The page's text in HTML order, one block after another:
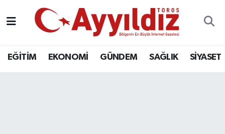
EĞİTİM EKONOMİ GÜNDEM SAĞLIK SİYASET